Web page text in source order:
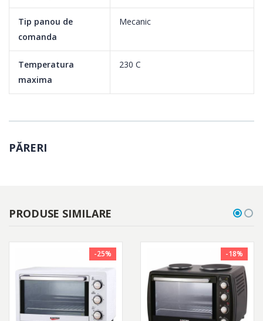
Tip panou de
comanda
Mecanic
Temperatura
maxima
230 C
PĂRERI
PRODUSE SIMILARE
-25% -18%